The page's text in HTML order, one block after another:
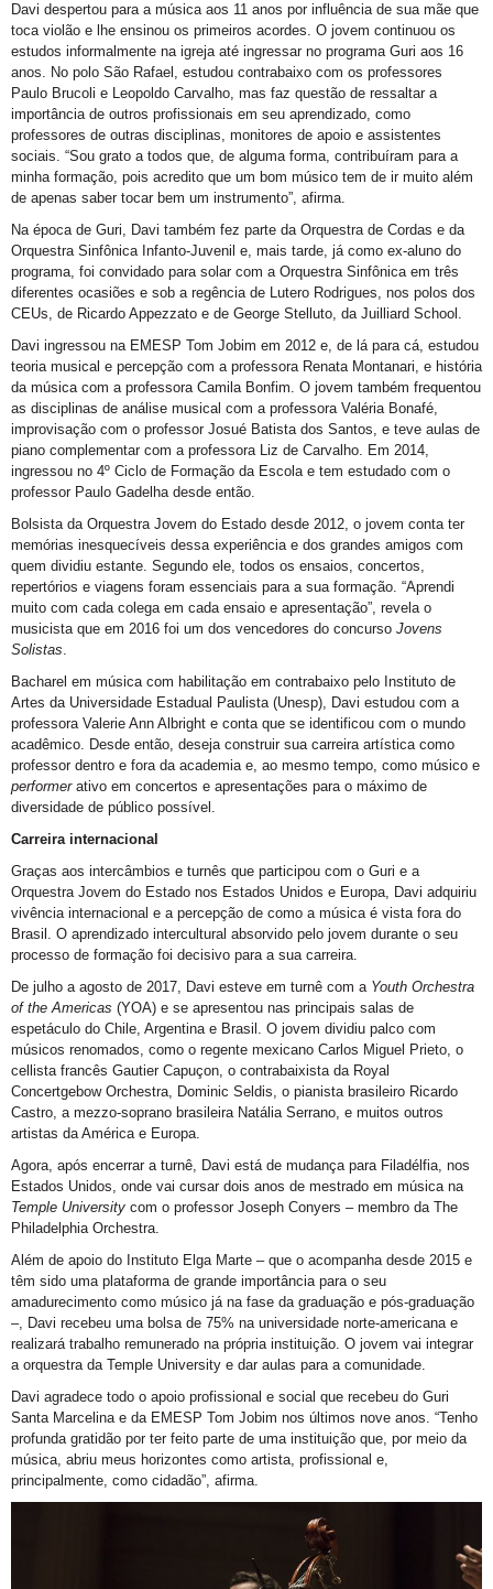
Davi despertou para a música aos 11 anos por influência de sua mãe que
toca violão e lhe ensinou os primeiros acordes. O jovem continuou os
estudos informalmente na igreja até ingressar no programa Guri aos 16
anos. No polo São Rafael, estudou contrabaixo com os professores
Paulo Brucoli e Leopoldo Carvalho, mas faz questão de ressaltar a
importância de outros profissionais em seu aprendizado, como
professores de outras disciplinas, monitores de apoio e assistentes
sociais. “Sou grato a todos que, de alguma forma, contribuíram para a
minha formação, pois acredito que um bom músico tem de ir muito além
de apenas saber tocar bem um instrumento”, afirma.
Na época de Guri, Davi também fez parte da Orquestra de Cordas e da
Orquestra Sinfônica Infanto-Juvenil e, mais tarde, já como ex-aluno do
programa, foi convidado para solar com a Orquestra Sinfônica em três
diferentes ocasiões e sob a regência de Lutero Rodrigues, nos polos dos
CEUs, de Ricardo Appezzato e de George Stelluto, da Juilliard School.
Davi ingressou na EMESP Tom Jobim em 2012 e, de lá para cá, estudou
teoria musical e percepção com a professora Renata Montanari, e história
da música com a professora Camila Bonfim. O jovem também frequentou
as disciplinas de análise musical com a professora Valéria Bonafé,
improvisação com o professor Josué Batista dos Santos, e teve aulas de
piano complementar com a professora Liz de Carvalho. Em 2014,
ingressou no 4º Ciclo de Formação da Escola e tem estudado com o
professor Paulo Gadelha desde então.
Bolsista da Orquestra Jovem do Estado desde 2012, o jovem conta ter
memórias inesquecíveis dessa experiência e dos grandes amigos com
quem dividiu estante. Segundo ele, todos os ensaios, concertos,
repertórios e viagens foram essenciais para a sua formação. “Aprendi
muito com cada colega em cada ensaio e apresentação”, revela o
musicista que em 2016 foi um dos vencedores do concurso Jovens
Solistas.
Bacharel em música com habilitação em contrabaixo pelo Instituto de
Artes da Universidade Estadual Paulista (Unesp), Davi estudou com a
professora Valerie Ann Albright e conta que se identificou com o mundo
acadêmico. Desde então, deseja construir sua carreira artística como
professor dentro e fora da academia e, ao mesmo tempo, como músico e
performerativo em concertos e apresentações para o máximo de
diversidade de público possível.
Carreira internacional
Graças aos intercâmbios e turnês que participou com o Guri e a
Orquestra Jovem do Estado nos Estados Unidos e Europa, Davi adquiriu
vivência internacional e a percepção de como a música é vista fora do
Brasil. O aprendizado intercultural absorvido pelo jovem durante o seu
processo de formação foi decisivo para a sua carreira.
De julho a agosto de 2017, Davi esteve em turnê com a Youth Orchestra
of the Americas (YOA) e se apresentou nas principais salas de
espetáculo do Chile, Argentina e Brasil. O jovem dividiu palco com
músicos renomados, como o regente mexicano Carlos Miguel Prieto, o
cellista francês Gautier Capuçon, o contrabaixista da Royal
Concertgebow Orchestra, Dominic Seldis, o pianista brasileiro Ricardo
Castro, a mezzo-soprano brasileira Natália Serrano, e muitos outros
artistas da América e Europa.
Agora, após encerrar a turnê, Davi está de mudança para Filadélfia, nos
Estados Unidos, onde vai cursar dois anos de mestrado em música na
Temple University com o professor Joseph Conyers – membro da The
Philadelphia Orchestra.
Além de apoio do Instituto Elga Marte – que o acompanha desde 2015 e
têm sido uma plataforma de grande importância para o seu
amadurecimento como músico já na fase da graduação e pós-graduação
–, Davi recebeu uma bolsa de 75% na universidade norte-americana e
realizará trabalho remunerado na própria instituição. O jovem vai integrar
a orquestra da Temple University e dar aulas para a comunidade.
Davi agradece todo o apoio profissional e social que recebeu do Guri
Santa Marcelina e da EMESP Tom Jobim nos últimos nove anos. “Tenho
profunda gratidão por ter feito parte de uma instituição que, por meio da
música, abriu meus horizontes como artista, profissional e,
principalmente, como cidadão”, afirma.